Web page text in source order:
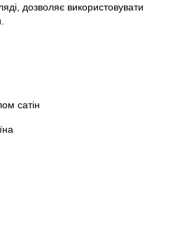
дозволяє використовувати
сатін